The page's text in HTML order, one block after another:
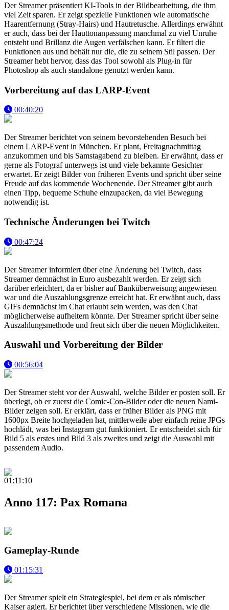
Der Streamer präsentiert KI-Tools in der Bildbearbeitung, die ihm
viel Zeit sparen. Er zeigt spezielle Funktionen wie automatische
Haarentfernung (Stray-Hairs) und Hautretusche. Allerdings erwähnt
er auch, dass bei der Hauttonanpassung manchmal zu viel Unruhe
entsteht und Brillanz die Augen verfälschen kann. Er filtert die
Funktionen aus und behält nur die, die zu seinem Stil passen. Der
Streamer hebt hervor, dass das Tool sowohl als Plug-in für
Photoshop als auch standalone genutzt werden kann.
Vorbereitung auf das LARP-Event
00:40:20
Der Streamer berichtet von seinem bevorstehenden Besuch bei
einem LARP-Event in München. Er plant, Freitagnachmittag
anzukommen und bis Samstagabend zu bleiben. Er erwähnt, dass er
gerne als Fotograf unterwegs ist und viele bekannte Gesichter
erwartet. Er zeigt Bilder von früheren Events und spricht über seine
Freude auf das kommende Wochenende. Der Streamer gibt auch
einen Tipp, bequeme Schuhe einzupacken, da viel Bewegung
notwendig ist.
Technische Änderungen bei Twitch
00:47:24
Der Streamer informiert über eine Änderung bei Twitch, dass
Streamer demnächst in Euro ausbezahlt werden. Er zeigt sich
darüber erleichtert, da er bisher auf Banküberweisung angewiesen
war und die Auszahlungsgrenze erreicht hat. Er erwähnt auch, dass
GIFs demnächst im Chat erlaubt sein werden, was den Chat
möglicherweise aufheitern könnte. Der Streamer spricht über seine
Auszahlungsmethode und freut sich über die neuen Möglichkeiten.
Auswahl und Vorbereitung der Bilder
00:56:04
Der Streamer steht vor der Auswahl, welche Bilder er posten soll. Er
überlegt, ob er zuerst die Comic-Con-Bilder oder die neuen Nami-
Bilder zeigen soll. Er erklärt, dass er früher Bilder als PNG mit
1600px Breite hochgeladen hat, mittlerweile aber einfach reine JPGs
hochlädt, was bei Instagram gut funktioniert. Er entscheidet sich für
Bild 5 als erstes und Bild 3 als zweites und zeigt die Auswahl mit
passendem Audio.
01:11:10
Anno 117: Pax Romana
Gameplay-Runde
01:15:31
Der Streamer spielt ein Strategiespiel, bei dem er als römischer
Kaiser agiert. Er berichtet über verschiedene Missionen, wie die